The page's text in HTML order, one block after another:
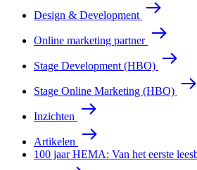
Design & Development
Online marketing partner
Stage Development (HBO)
Stage Online Marketing (HBO)
Inzichten
Artikelen
100 jaar HEMA: Van het eerste